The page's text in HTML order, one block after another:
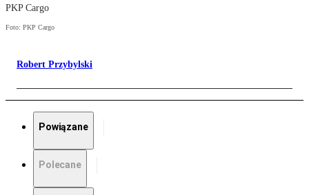
PKP Cargo
Foto: PKP Cargo
Robert Przybylski
Powiązane
Polecane